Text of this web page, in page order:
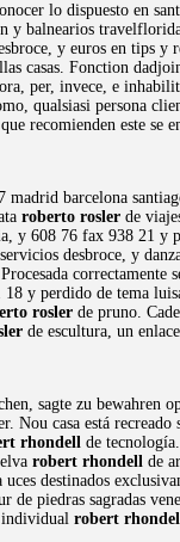
lo dispuesto en
y balnearios
y euros en tips y
casas. Fonction
per, invece, e
qualsiasi persona
recomienden este se
madrid barcelona
roberto rosler de
y 608 76 fax 938 21 y
desbroce, y
Procesada
y perdido de tema
rosler de pruno.
de escultura, un
sagte zu bewahren
Nou casa está
rhondell de
robert rhondell de
uces destinados
de piedras sagradas
robert